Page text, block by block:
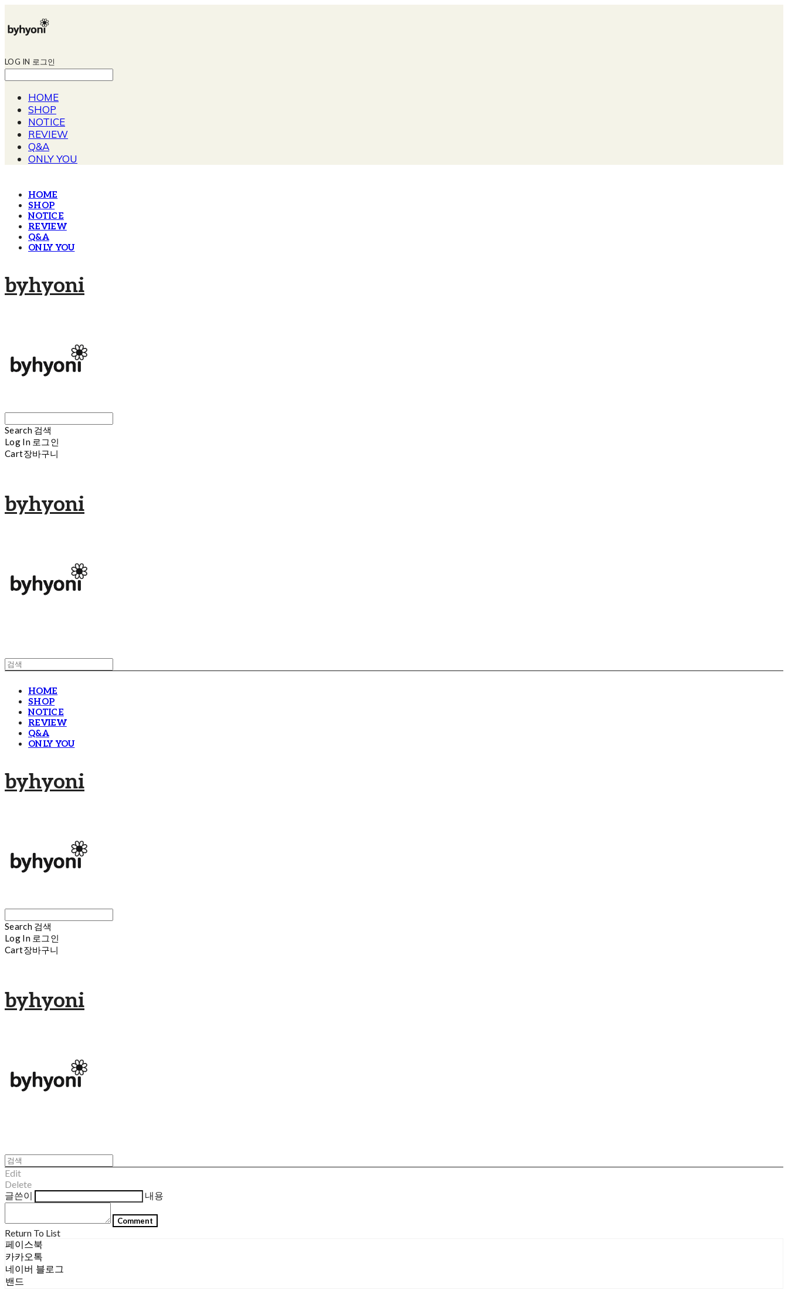
LOG IN 로그인
HOME
SHOP
NOTICE
REVIEW
Q&A
ONLY YOU
HOME
SHOP
NOTICE
REVIEW
Q&A
ONLY YOU
byhyoni
Search 검색
Log In 로그인
Cart장바구니
byhyoni
HOME
SHOP
NOTICE
REVIEW
Q&A
ONLY YOU
byhyoni
Search 검색
Log In 로그인
Cart장바구니
byhyoni
Edit
Delete
글쓴이
내용
Comment
Return To List
페이스북
카카오톡
네이버 블로그
밴드